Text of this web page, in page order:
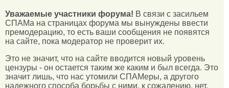
Уважаемые участники форума! В связи с засильем
СПАМа на страницах форума мы вынуждены ввести
премодерацию, то есть ваши сообщения не появятся
на сайте, пока модератор не проверит их.
Это не значит, что на сайте вводится новый уровень
цензуры - он остается таким же каким и был всегда. Это
значит лишь, что нас утомили СПАМеры, а другого
надежного способа борьбы с ними, к сожалению, нет.